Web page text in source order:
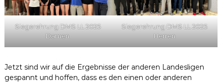
Siegerehrung DMS LL 2025
Damen
Siegerehrung DMS LL 2025
Herren
Jetzt sind wir auf die Ergebnisse der anderen Landesligen
gespannt und hoffen, dass es den einen oder anderen